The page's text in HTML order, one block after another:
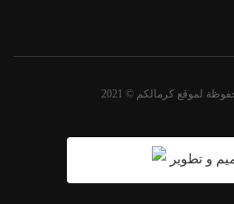
لموقع كرمالكم © 2021
و تطوير